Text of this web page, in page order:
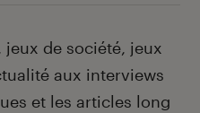
jeux de société, jeux
aux interviews
et les articles long